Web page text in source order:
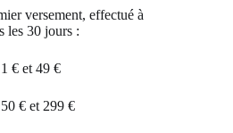
versement, effectué à
les 30 jours :
€ et 49 €
€ et 299 €